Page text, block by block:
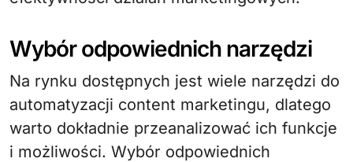
Wybór odpowiednich narzędzi
Na rynku dostępnych jest wiele narzędzi do
automatyzacji content marketingu, dlatego
warto dokładnie przeanalizować ich funkcje
i możliwości. Wybór odpowiednich